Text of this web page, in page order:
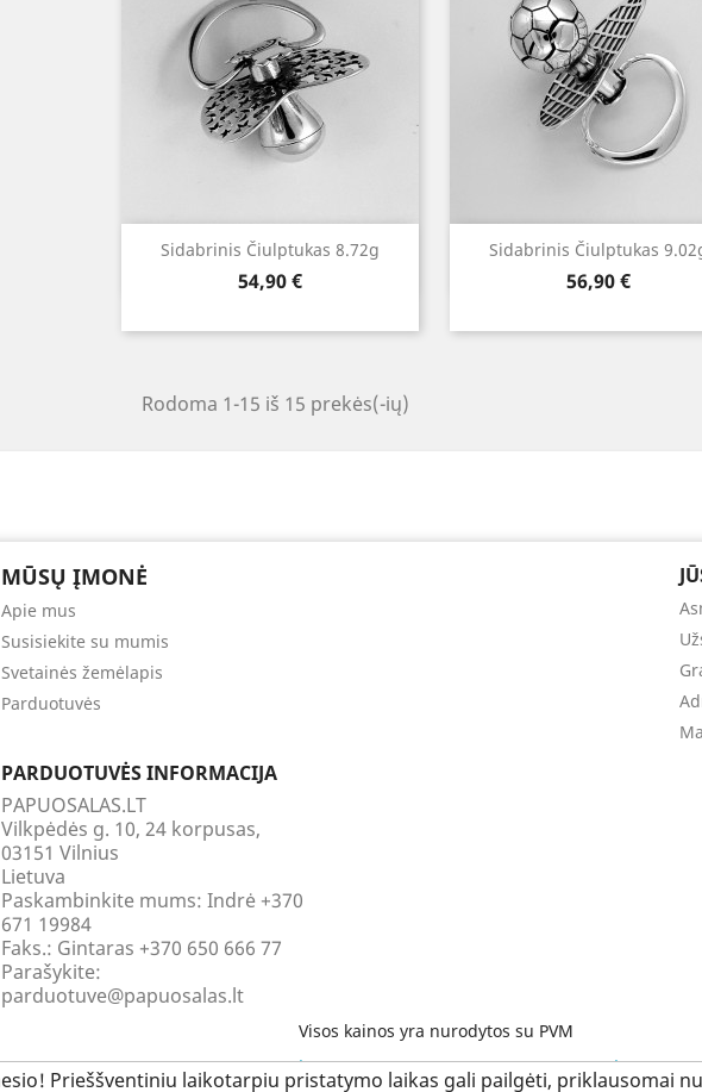
Prieššventiniu laikotarpiu pristatymo laikas gali pailgėti, priklausomai
Sidabrinis Čiulptukas 8.72g
Kaina
54,90 €
Greita peržiūra Sidabrinis Čiulptukas
Kaina
56,90 €
Greita peržiūra
Rodoma 1-15 iš 15 prekės(-ių)
MŪSŲ ĮMONĖ
Apie mus
Susisiekite su mumis
Svetainės žemėlapis
Parduotuvės
PARDUOTUVĖS INFORMACIJA
PAPUOSALAS.LT
Vilkpėdės g. 10, 24 korpusas,
03151 Vilnius
Lietuva
Paskambinkite mums: Indrė +370
671 19984
Faks.: Gintaras +370 650 666 77
Parašykite:
parduotuve@papuosalas.lt
Visos kainos yra nurodytos su PVM
© 2026 - E-komercijos programinė įranga PrestaShop™